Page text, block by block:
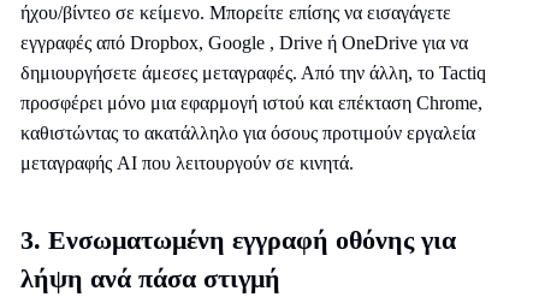
ήχου/βίντεο σε κείμενο. Μπορείτε επίσης να εισαγάγετε
εγγραφές από Dropbox, Google , Drive ή OneDrive για να
δημιουργήσετε άμεσες μεταγραφές. Από την άλλη, το Tactiq
προσφέρει μόνο μια εφαρμογή ιστού και επέκταση Chrome,
καθιστώντας το ακατάλληλο για όσους προτιμούν εργαλεία
μεταγραφής AI που λειτουργούν σε κινητά.
3. Ενσωματωμένη εγγραφή οθόνης για
λήψη ανά πάσα στιγμή